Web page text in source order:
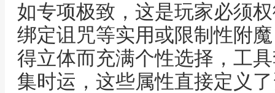
如专项极致，这是玩家必须
绑定诅咒等实用或限制性附
得立体而充满个性选择，工
集时运，这些属性直接定义